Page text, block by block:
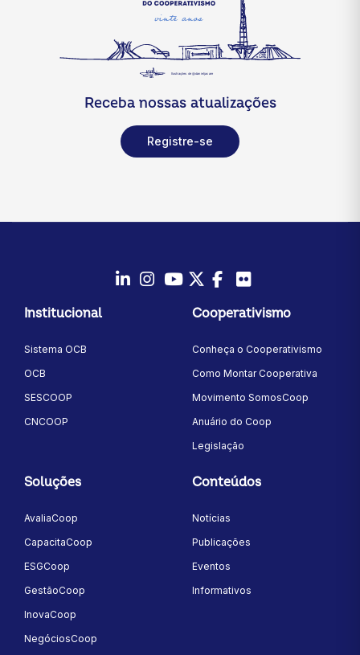
Receba nossas atualizações
Registre-se
Instagram
YoutubeTwitter/X
Facebook
Institucional
Sistema OCB
OCB
SESCOOP
CNCOOP
Cooperativismo
Conheça o Cooperativismo
Como Montar Cooperativa
Movimento SomosCoop
Anuário do Coop
Legislação
Soluções
AvaliaCoop
CapacitaCoop
ESGCoop
GestãoCoop
InovaCoop
NegóciosCoop
Conteúdos
Notícias
Publicações
Eventos
Informativos